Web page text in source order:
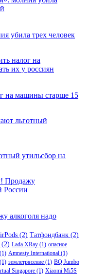
убила трех человек
на машины старше 15
утильсбор на
алкоголя надо
(2) Татфондбанк (2)
(2) Lada XRay (1) опасное
(1) Amnesty International (1)
(1) землетрясение (1) BQ Jumbo
Singapore (1) Xiaomi Mi5S